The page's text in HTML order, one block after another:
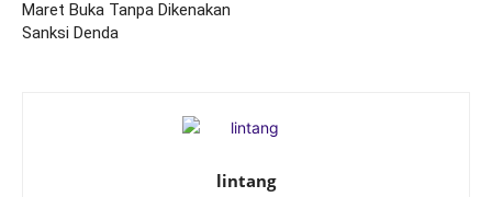
Maret Buka Tanpa Dikenakan
Sanksi Denda
lintang